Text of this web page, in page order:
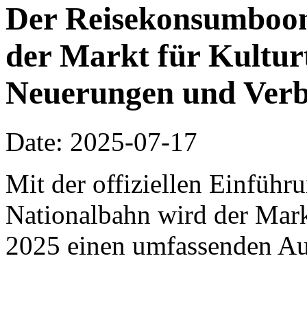
Der
der Markt für
Neuerungen und
Date: 2025-07-17
Mit der offiziellen
Nationalbahn wird der
2025 einen umfassenden